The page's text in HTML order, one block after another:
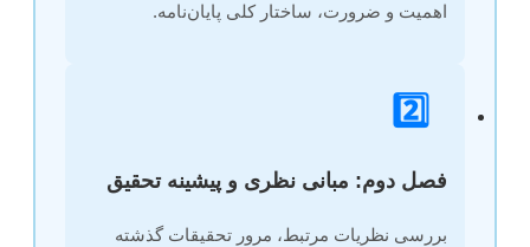
اهمیت و ضرورت، ساختار کلی پایان‌نامه.
2️⃣
فصل دوم: مبانی نظری و پیشینه تحقیق
بررسی نظریات مرتبط، مرور تحقیقات گذشته